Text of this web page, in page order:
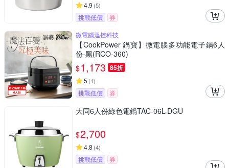
4.9 (5)
挑戰低價
券
微電腦溫控科技
【CookPower 鍋寶】微電腦多功能電子鍋6人
份-黑(RCO-360)
$1,173 85折
5 (1)
挑戰低價 券
大同6人份綠色電鍋TAC-06L-DGU
$2,700
4.8 (4)
挑戰低價 券